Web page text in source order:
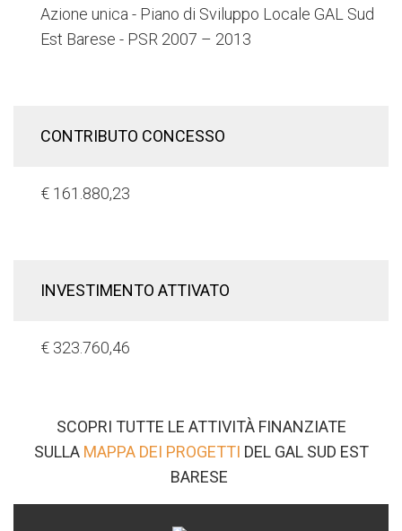
Azione unica - Piano di Sviluppo Locale GAL Sud
Est Barese - PSR 2007 – 2013
CONTRIBUTO CONCESSO
€ 161.880,23
INVESTIMENTO ATTIVATO
€ 323.760,46
SCOPRI TUTTE LE ATTIVITÀ FINANZIATE
SULLA MAPPA DEI PROGETTI DEL GAL SUD EST
BARESE